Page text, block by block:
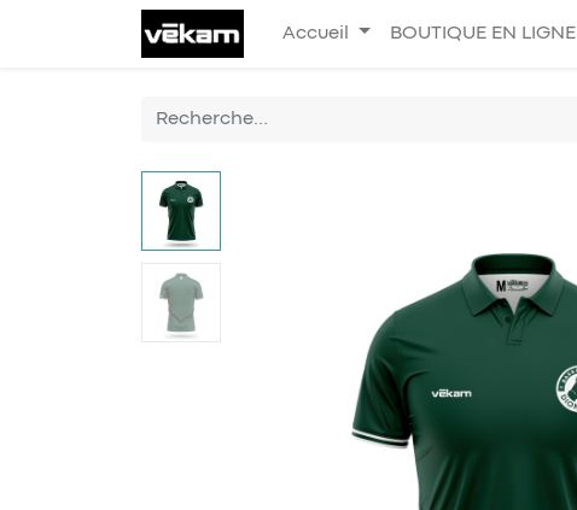
Accueil BOUTIQUE EN LIGNE